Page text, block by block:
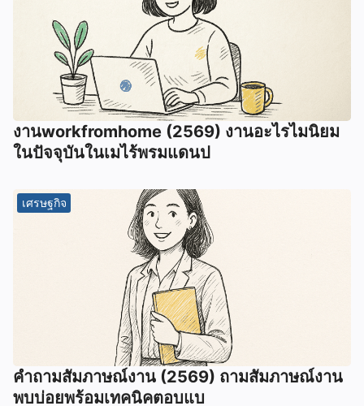
งานworkfromhome (2569) งานอะไรไมนิยม
ในปัจจุบันในเมไร้พรมแดนป
เศรษฐกิจ
คำถามสัมภาษณ์งาน (2569) ถามสัมภาษณ์งาน
พบบ่อยพร้อมเทคนิคตอบแบ